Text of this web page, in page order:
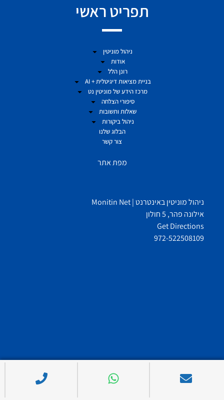
תפריט ראשי
ניהול מוניטין
אודות
רונן הלל
בניית מציאות דיגיטלית + AI
מרכז הידע של מוניטין נט
סיפורי הצלחה
שאלות ותשובות
ניהול ביקורות
הבלוג שלנו
צור קשר
מפת אתר
ניהול מוניטין באינטרנט | Monitin Net
אילונה פהר, 5 חולון
Get Directions
972-522508109